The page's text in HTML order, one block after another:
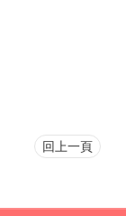
回上一頁